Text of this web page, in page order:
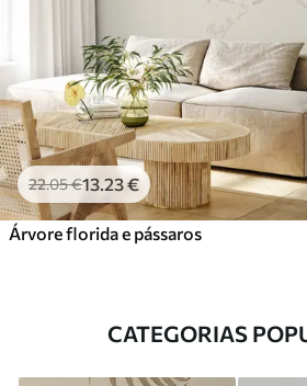
22.05€13 .23€
Árvore florida e pássaros
CATEGORIAS